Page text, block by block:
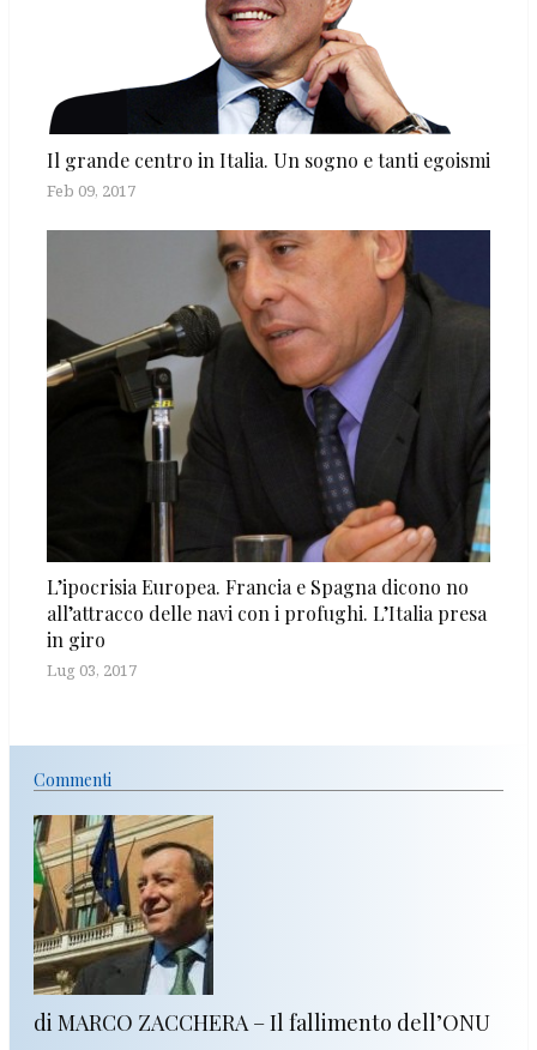
Il grande centro in Italia. Un sogno e tanti egoismi
Feb 09, 2017
L’ipocrisia Europea. Francia e Spagna dicono no
all’attracco delle navi con i profughi. L’Italia presa
in giro
Lug 03, 2017
Commenti
di MARCO ZACCHERA – Il fallimento dell’ONU